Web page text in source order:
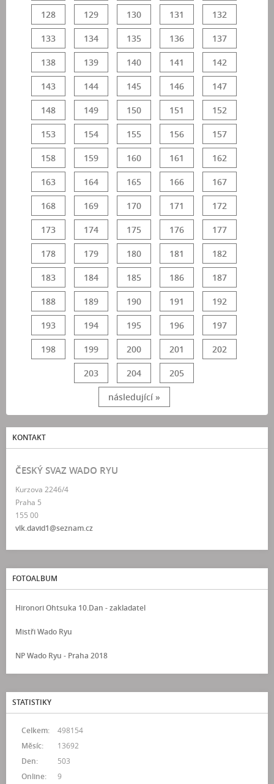
128 129 130 131 132
133 134 135 136 137
138 139 140 141 142
143 144 145 146 147
148 149 150 151 152
153 154 155 156 157
158 159 160 161 162
163 164 165 166 167
168 169 170 171 172
173 174 175 176 177
178 179 180 181 182
183 184 185 186 187
188 189 190 191 192
193 194 195 196 197
198 199 200 201 202
203 204 205
následující »
KONTAKT
ČESKÝ SVAZ WADO RYU
Kurzova 2246/4
Praha 5
155 00
vlk.david1@seznam.cz
FOTOALBUM
Hironori Ohtsuka 10.Dan - zakladatel
Mistři Wado Ryu
NP Wado Ryu - Praha 2018
STATISTIKY
Online: 9
Celkem:
498154
Měsíc:
13692
Den:
503